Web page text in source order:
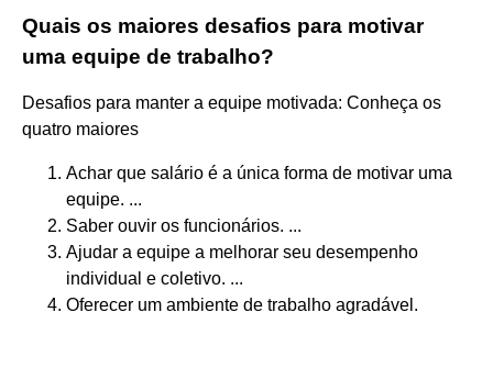
Quais os maiores desafios para motivar
uma equipe de trabalho?
Desafios para manter a equipe motivada: Conheça os
quatro maiores
Achar que salário é a única forma de motivar uma
equipe. ...
Saber ouvir os funcionários. ...
Ajudar a equipe a melhorar seu desempenho
individual e coletivo. ...
Oferecer um ambiente de trabalho agradável.